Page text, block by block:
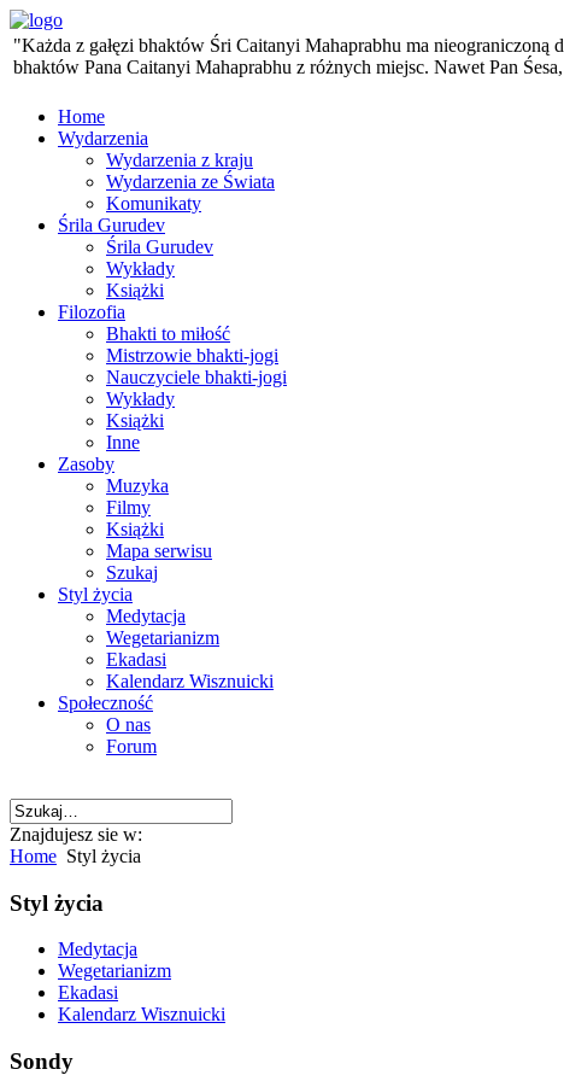
"Każda z gałęzi bhaktów Śri Caitanyi Mahaprabhu ma nieograniczoną
bhaktów Pana Caitanyi Mahaprabhu z różnych miejsc. Nawet Pan
Home
Wydarzenia
Wydarzenia z kraju
Wydarzenia ze Świata
Komunikaty
Śrila Gurudev
Śrila Gurudev
Wykłady
Książki
Filozofia
Bhakti to miłość
Mistrzowie bhakti-jogi
Nauczyciele bhakti-jogi
Wykłady
Książki
Inne
Zasoby
Muzyka
Filmy
Książki
Mapa serwisu
Szukaj
Styl życia
Medytacja
Wegetarianizm
Ekadasi
Kalendarz Wisznuicki
Społeczność
O nas
Forum
Znajdujesz sie w:
Home Styl życia
Styl życia
Medytacja
Wegetarianizm
Ekadasi
Kalendarz Wisznuicki
Sondy